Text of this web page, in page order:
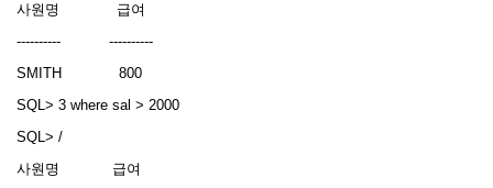
사원명 급여
---------- ----------
SMITH 800
SQL> 3 where sal > 2000
SQL> /
사원명 급여